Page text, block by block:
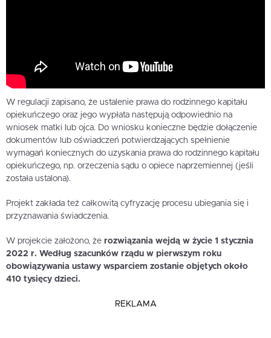
W regulacji zapisano, że ustalenie prawa do rodzinnego kapitału
opiekuńczego oraz jego wypłata następują odpowiednio na
wniosek matki lub ojca. Do wniosku konieczne będzie dołączenie
dokumentów lub oświadczeń potwierdzających spełnienie
wymagań koniecznych do uzyskania prawa do rodzinnego kapitału
opiekuńczego, np. orzeczenia sądu o opiece naprzemiennej (jeśli
została ustalona).
Projekt zakłada też całkowitą cyfryzację procesu ubiegania się i
przyznawania świadczenia.
W projekcie założono, że rozwiązania wejdą w życie 1 stycznia
2022 r. Według szacunków rządu w pierwszym roku
obowiązywania ustawy wsparciem zostanie objętych około
410 tysięcy dzieci.
REKLAMA